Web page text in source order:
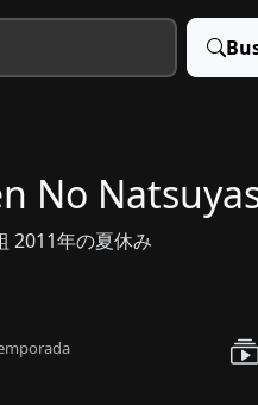
No
2011年の夏休み